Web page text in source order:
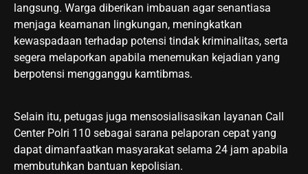
langsung. Warga diberikan imbauan agar senantiasa
menjaga keamanan lingkungan, meningkatkan
kewaspadaan terhadap potensi tindak kriminalitas, serta
segera melaporkan apabila menemukan kejadian yang
berpotensi mengganggu kamtibmas.
Selain itu, petugas juga mensosialisasikan layanan Call
Center Polri 110 sebagai sarana pelaporan cepat yang
dapat dimanfaatkan masyarakat selama 24 jam apabila
membutuhkan bantuan kepolisian.